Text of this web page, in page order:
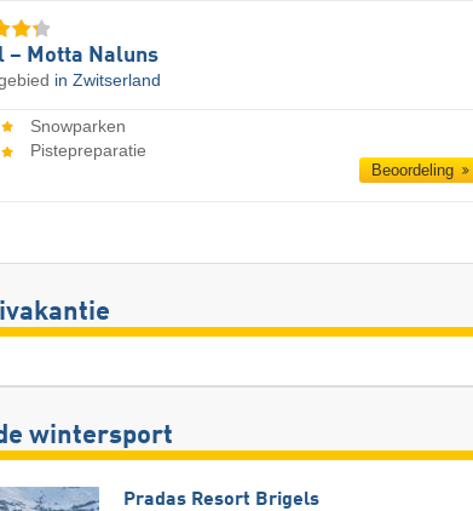
– Motta Naluns
in Zwitserland
Snowparken
Pistepreparatie
Beoordeling
wintersport
Pradas Resort Brigels